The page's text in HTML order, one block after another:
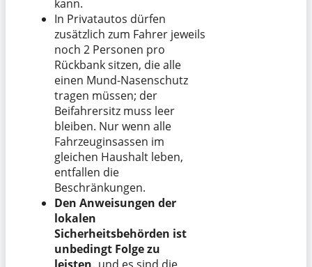
kann.
In Privatautos dürfen
zusätzlich zum Fahrer jeweils
noch 2 Personen pro
Rückbank sitzen, die alle
einen Mund-Nasenschutz
tragen müssen; der
Beifahrersitz muss leer
bleiben. Nur wenn alle
Fahrzeuginsassen im
gleichen Haushalt leben,
entfallen die
Beschränkungen.
Den Anweisungen der
lokalen
Sicherheitsbehörden ist
unbedingt Folge zu